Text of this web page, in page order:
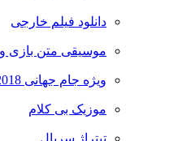
دانلود فیلم خارجی
موسیقی متن بازی و فیلم
ویژه جام جهانی 2018 روسیه
موزیک بی کلام
تیتراژ سریال